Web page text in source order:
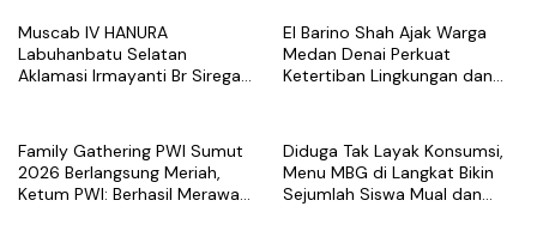
Muscab IV HANURA
Labuhanbatu Selatan
Aklamasi Irmayanti Br Siregar
El Barino Shah Ajak Warga
Medan Denai Perkuat
Ketertiban Lingkungan dan
Family Gathering PWI Sumut
2026 Berlangsung Meriah,
Ketum PWI: Berhasil Merawat
Diduga Tak Layak Konsumsi,
Menu MBG di Langkat Bikin
Sejumlah Siswa Mual dan